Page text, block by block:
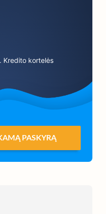
Kredito kortelės
PASKYRĄ